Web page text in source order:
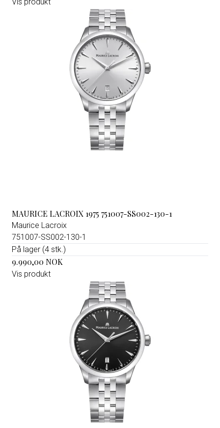
MAURICE LACROIX 1975 751007-SS002-130-1
Maurice Lacroix
751007-SS002-130-1
På lager (4 stk.)
9.990,00 NOK
Vis produkt